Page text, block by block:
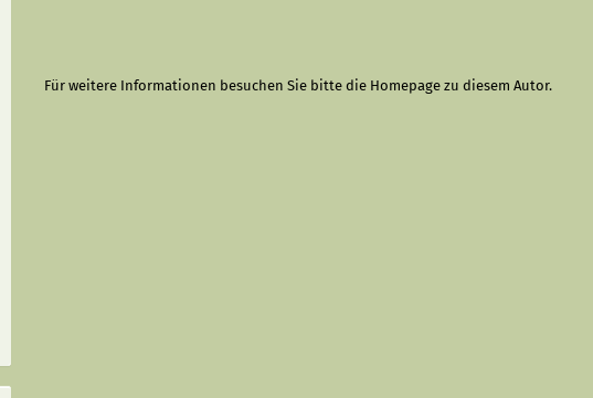
Für weitere Informationen besuchen Sie bitte die Homepage zu diesem Autor.